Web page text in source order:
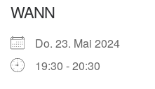
WANN
Do. 23. Mai 2024
19:30 - 20:30